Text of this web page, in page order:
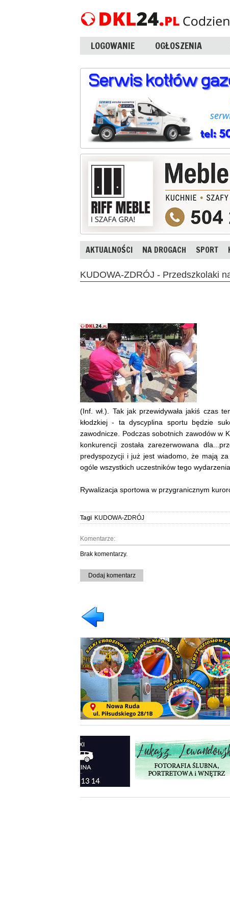
LOGOWANIE OGŁOSZENIA
AKTUALNOŚCI NA DROGACH SPORT
KUDOWA-ZDRÓJ - Przedszkolaki
(Inf. wł.). Tak jak przewidywała jakiś czas
kłodzkiej - ta dyscyplina sportu będzie
zawodnicze. Podczas sobotnich zawodów w
konkurencji została zarezerwowana
predyspozycji i już jest wiadomo, że mają
ogóle wszystkich uczestników tego wydarzenia.
Rywalizacja sportowa w przygranicznym
Tagi KUDOWA-ZDRÓJ
Komentarze:
Brak komentarzy.
Dodaj komentarz